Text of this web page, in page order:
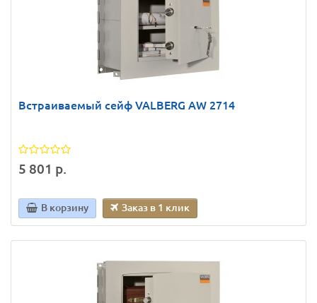
Встраиваемый сейф VALBERG AW 2714
5 801 р.
В корзину Заказ в 1 клик